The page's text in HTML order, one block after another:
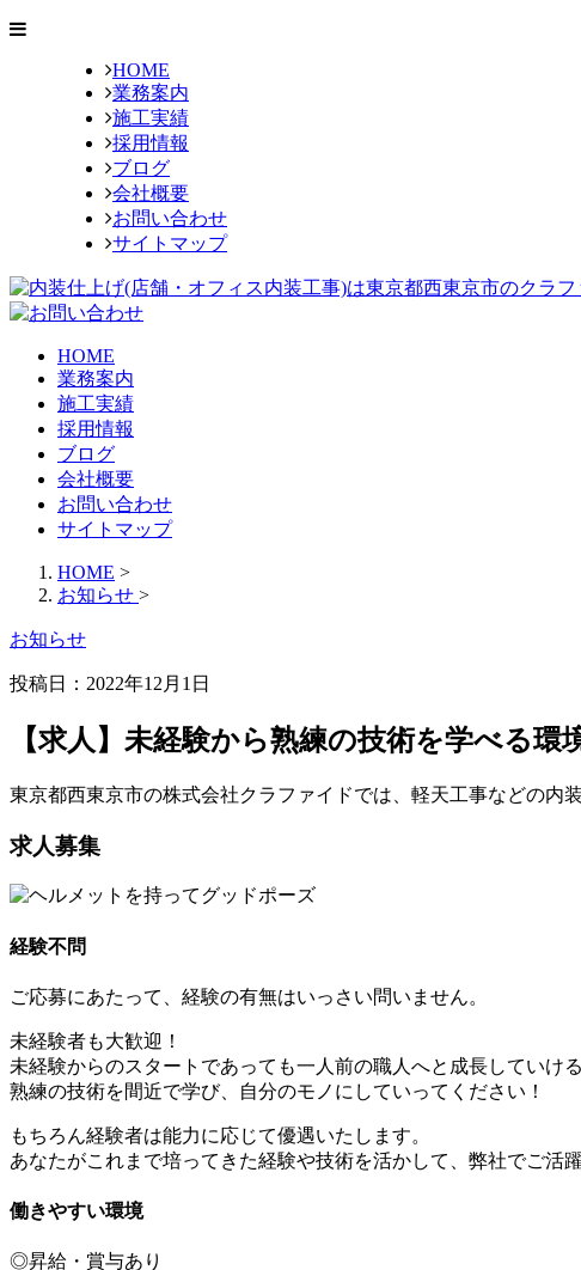
HOME
業務案内
施工実績
採用情報
ブログ
会社概要
お問い合わせ
サイトマップ
HOME
業務案内
施工実績
採用情報
ブログ
会社概要
お問い合わせ
サイトマップ
HOME >
お知らせ >
お知らせ
投稿日：2022年12月1日
【求人】未経験から熟練の技術を学べる環
東京都西東京市の株式会社クラファイドでは、軽天工事などの内
求人募集
経験不問
ご応募にあたって、経験の有無はいっさい問いません。
未経験者も大歓迎！
未経験からのスタートであっても一人前の職人へと成長していけ
熟練の技術を間近で学び、自分のモノにしていってください！
もちろん経験者は能力に応じて優遇いたします。
あなたがこれまで培ってきた経験や技術を活かして、弊社でご活躍
働きやすい環境
◎昇給・賞与あり